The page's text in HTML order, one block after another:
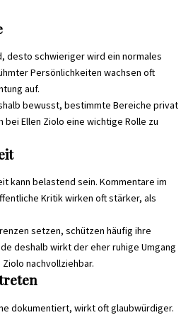
desto schwieriger wird ein normales
Persönlichkeiten wachsen oft
auf.
bewusst, bestimmte Bereiche privat
bei Ellen Ziolo eine wichtige Rolle zu
kann belastend sein. Kommentare im
Kritik wirken oft stärker, als
setzen, schützen häufig ihre
deshalb wirkt der eher ruhige Umgang
nachvollziehbar.
dokumentiert, wirkt oft glaubwürdiger.